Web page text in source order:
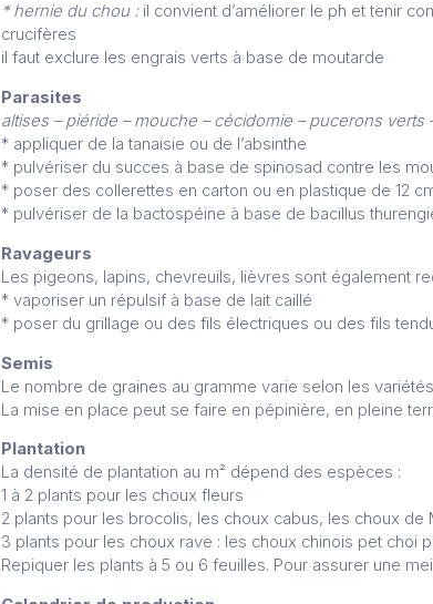
* hernie du chou : il convient d’améliorer le ph et tenir
crucifères
il faut exclure les engrais verts à base de moutarde
Parasites
altises – piéride – mouche – cécidomie – pucerons
* appliquer de la tanaisie ou de l’absinthe
* pulvériser du succes à base de spinosad contre les
* poser des collerettes en carton ou en plastique de 12
* pulvériser de la bactospéine à base de bacillus
Ravageurs
Les pigeons, lapins, chevreuils, lièvres sont également
* vaporiser un répulsif à base de lait caillé
* poser du grillage ou des fils électriques ou des fils
Semis
Le nombre de graines au gramme varie selon les
La mise en place peut se faire en pépinière, en pleine
Plantation
La densité de plantation au m² dépend des espèces :
1 à 2 plants pour les choux fleurs
2 plants pour les brocolis, les choux cabus, les choux de
3 plants pour les choux rave : les choux chinois pet choi
Repiquer les plants à 5 ou 6 feuilles. Pour assurer une